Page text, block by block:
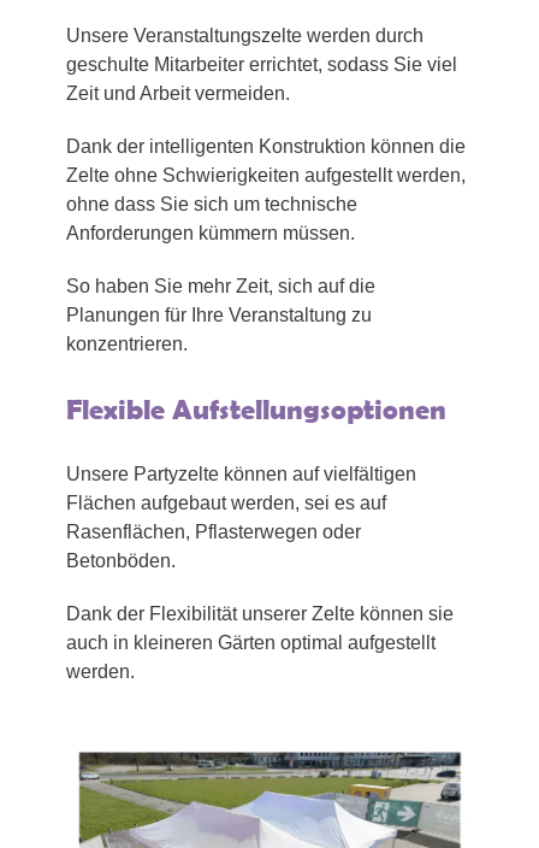
Unsere Veranstaltungszelte werden durch
geschulte Mitarbeiter errichtet, sodass Sie viel
Zeit und Arbeit vermeiden.
Dank der intelligenten Konstruktion können die
Zelte ohne Schwierigkeiten aufgestellt werden,
ohne dass Sie sich um technische
Anforderungen kümmern müssen.
So haben Sie mehr Zeit, sich auf die
Planungen für Ihre Veranstaltung zu
konzentrieren.
Flexible Aufstellungsoptionen
Unsere Partyzelte können auf vielfältigen
Flächen aufgebaut werden, sei es auf
Rasenflächen, Pflasterwegen oder
Betonböden.
Dank der Flexibilität unserer Zelte können sie
auch in kleineren Gärten optimal aufgestellt
werden.